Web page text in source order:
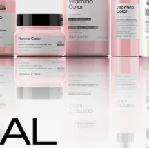
y luminosidad extremos.
un color espectacular.
interesar